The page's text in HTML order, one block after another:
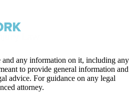
and any information on it, including any
to provide general information and
advice. For guidance on any legal
attorney.